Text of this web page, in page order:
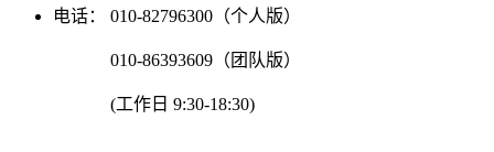
电话：
010-82796300（个人版）
010-86393609（团队版）
(工作日 9:30-18:30)